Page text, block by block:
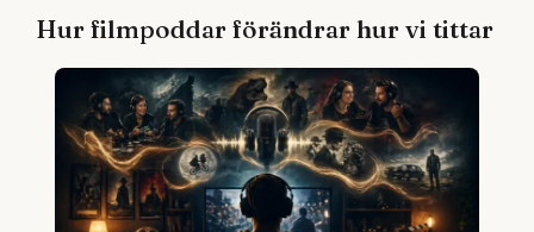
Hur filmpoddar förändrar hur vi tittar